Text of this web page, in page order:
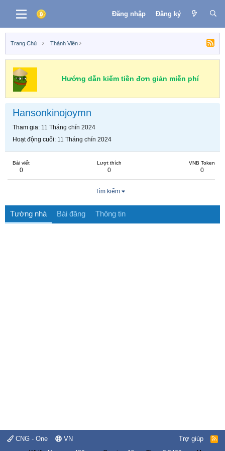
Đăng nhập Đăng ký
Trang Chủ Thành Viên
Hướng dẫn kiếm tiền đơn giản miễn phí
Hansonkinojoymn
Tham gia 11 Tháng chín 2024
Hoạt động cuối 11 Tháng chín 2024
Bài viết
0
Lượt thích
0
VNB Token
0
Tìm kiếm
Tường nhà Bài đăng Thông tin
CNG - One VN Trợ giúp
R